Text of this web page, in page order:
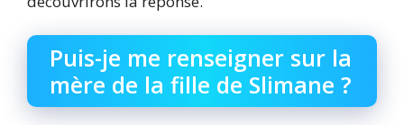
Puis-je me renseigner sur la
mère de la fille de Slimane ?